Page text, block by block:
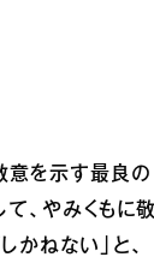
意を示す最良の
、やみくもに
かねない」と、